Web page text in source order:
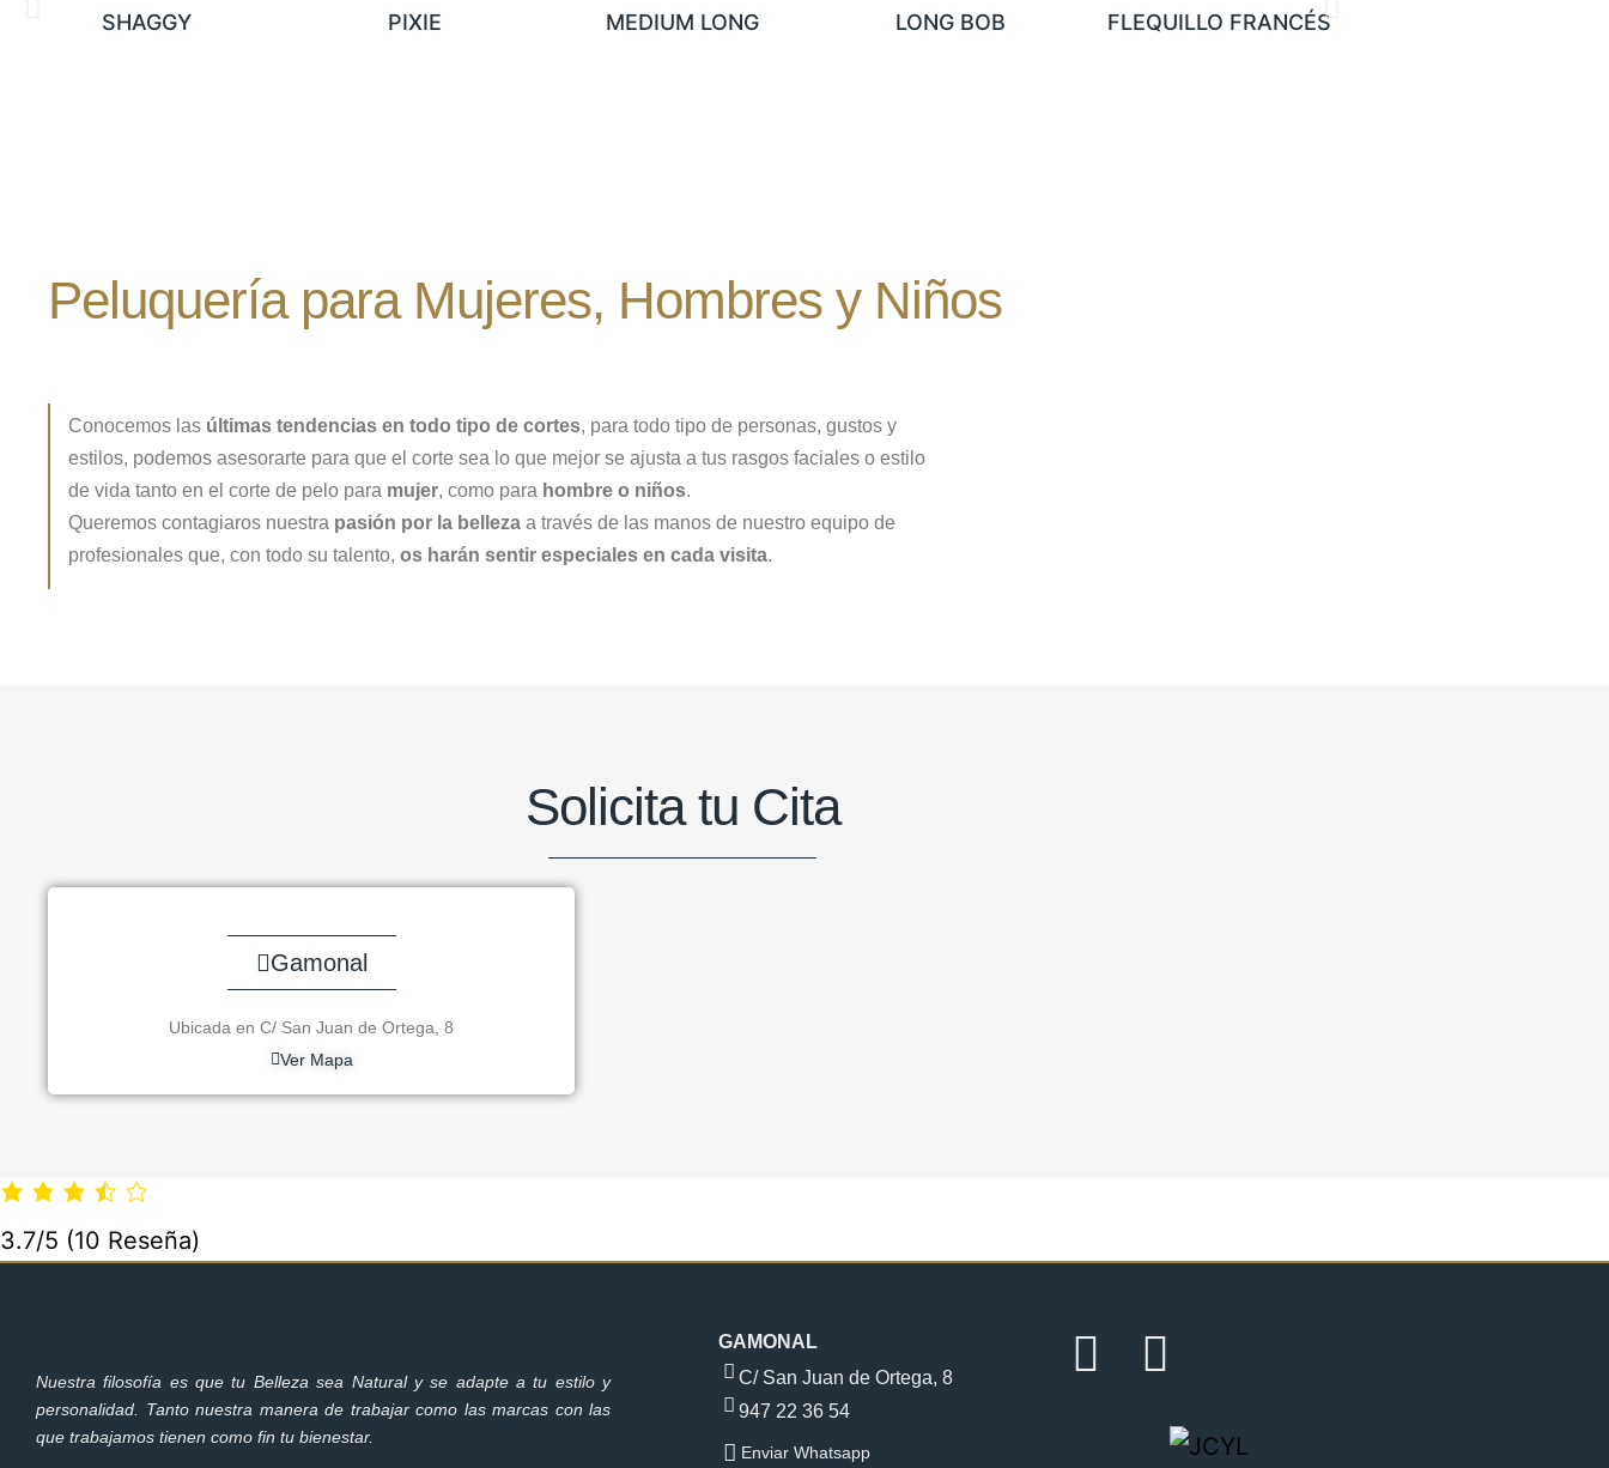
SHAGGY PIXIE MEDIUM LONG LONG BOB FLEQUILLO FRANCÉS
Peluquería para Mujeres, Hombres y Niños
Conocemos las últimas tendencias en todo tipo de cortes, para todo tipo de personas, gustos y
estilos, podemos asesorarte para que el corte sea lo que mejor se ajusta a tus rasgos faciales o estilo
de vida tanto en el corte de pelo para mujer, como para hombre o niños.
Queremos contagiaros nuestra pasión por la belleza a través de las manos de nuestro equipo de
profesionales que, con todo su talento, os harán sentir especiales en cada visita.
Solicita tu Cita
Gamonal
Ubicada en C/ San Juan de Ortega, 8
Ver Mapa
3.7/5 (10 Reseña)
Nuestra filosofía es que tu Belleza sea Natural y se adapte a tu estilo y
personalidad. Tanto nuestra manera de trabajar como las marcas con las
que trabajamos tienen como fin tu bienestar.
GAMONAL
C/ San Juan de Ortega, 8
947 22 36 54
Enviar Whatsapp